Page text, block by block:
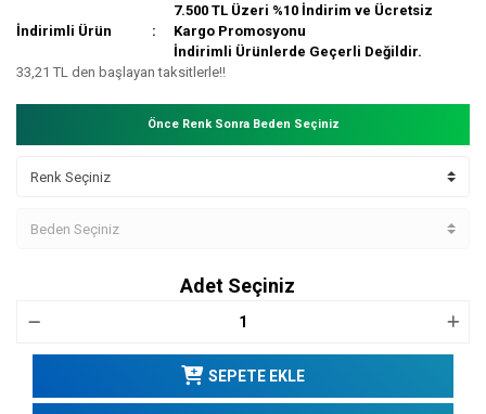
İndirimli Ürün
7.500 TL Üzeri %10 İndirim ve Ücretsiz
Kargo Promosyonu
İndirimli Ürünlerde Geçerli Değildir.
33,21 TL den başlayan taksitlerle!!
Önce Renk Sonra Beden Seçiniz
Adet Seçiniz
SEPETE EKLE